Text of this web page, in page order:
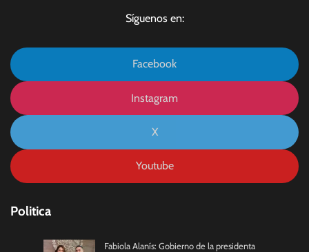
Síguenos en:
Facebook
Instagram
X
Youtube
Politica
Fabiola Alanís: Gobierno de la presidenta